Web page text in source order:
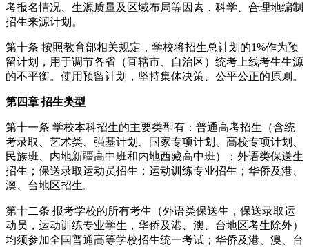
考报名情况、生源质量及区域布局等因素，科学、合理地编制
招生来源计划。
第十条 按照教育部相关规定，学校将招生总计划的1%作为预
留计划，用于调节各省（直辖市、自治区）统考上线考生生源
的不平衡。使用预留计划，坚持集体决策、公平公正的原则。
第四章 招生类型
第十一条 学校本科招生的主要类型有：普通高考招生（含统
考录取、艺术类、强基计划、国家专项计划、高校专项计划、
民族班、内地新疆高中班和内地西藏高中班）；外语类保送生
招生；保送录取运动员招生；运动训练专业招生；华侨及港、
澳、台地区招生。
第十二条 报考学校的所有考生（外语类保送生，保送录取运
动员，运动训练专业学生，华侨及港、澳、台地区考生除外）
均须参加全国普通高等学校招生统一考试；华侨及港、澳、台